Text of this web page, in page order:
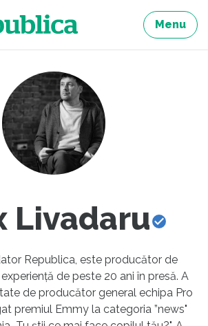
Menu
Livadaru
Republica, este producător de
de peste 20 ani în presă. A
de producător general echipa Pro
premiul Emmy la categoria ”news"